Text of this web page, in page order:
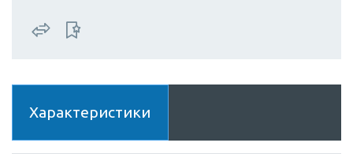
Характеристики